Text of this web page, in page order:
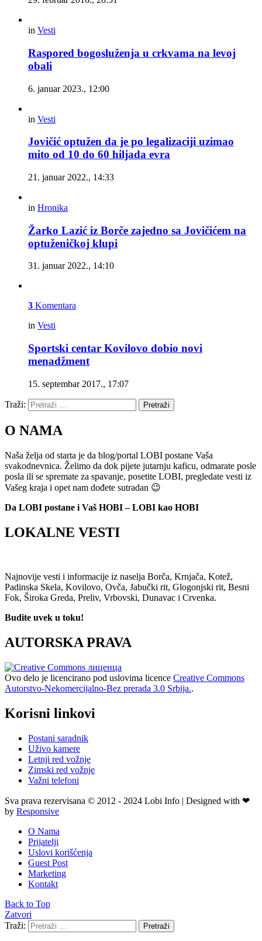
in Vesti
Raspored bogosluženja u crkvama na levoj
obali
6. januar 2023., 12:00
in Vesti
Jovičić optužen da je po legalizaciji uzimao
mito od 10 do 60 hiljada evra
21. januar 2022., 14:33
in Hronika
Žarko Lazić iz Borče zajedno sa Jovičićem na
optuženičkoj klupi
31. januar 2022., 14:10
3 Komentara
in Vesti
Sportski centar Kovilovo dobio novi
menadžment
15. septembar 2017., 17:07
Traži: Pretraži
O NAMA
Naša želja od starta je da blog/portal LOBI postane Vaša
svakodnevnica. Želimo da dok pijete jutarnju kaficu, odmarate posle
posla ili se spremate za spavanje, posetite LOBI, pregledate vesti iz
Vašeg kraja i opet nam dođete sutradan 😉
Da LOBI postane i Vaš HOBI – LOBI kao HOBI
LOKALNE VESTI
Najnovije vesti i informacije iz naselja Borča, Krnjača, Kotež,
Padinska Skela, Kovilovo, Ovča, Jabučki rit, Glogonjski rit, Besni
Fok, Široka Greda, Preliv, Vrbovski, Dunavac i Crvenka.
Budite uvek u toku!
AUTORSKA PRAVA
Ovo delo je licencirano pod uslovima licence Creative Commons
Autorstvo-Nekomercijalno-Bez prerada 3.0 Srbija..
Korisni linkovi
Postani saradnik
Uživo kamere
Letnji red vožnje
Zimski red vožnje
Važni telefoni
Sva prava rezervisana © 2012 - 2024 Lobi Info | Designed with ❤
by Responsive
O Nama
Prijatelji
Uslovi korišćenja
Guest Post
Marketing
Kontakt
Back to Top
Zatvori
Traži:
Pretraži